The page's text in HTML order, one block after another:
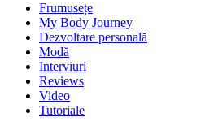
Frumusețe
My Body Journey
Dezvoltare personală
Modă
Interviuri
Reviews
Video
Tutoriale